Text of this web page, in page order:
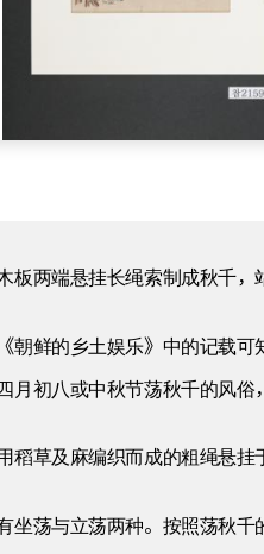
板两端悬挂长绳索制成秋千，
朝鲜的乡土娱乐》中的记载可
月初八或中秋节荡秋千的风俗
稻草及麻编织而成的粗绳悬
坐荡与立荡两种。按照荡秋千